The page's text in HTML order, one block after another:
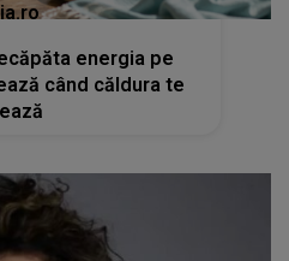
energia pe
când căldura te